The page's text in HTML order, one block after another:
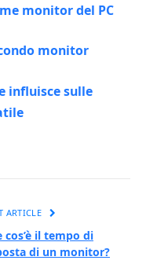
monitor del PC
monitor
influisce sulle
ARTICLE
cos’è il tempo di
di un monitor?